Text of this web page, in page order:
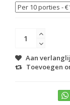
Aan
Toevoegen